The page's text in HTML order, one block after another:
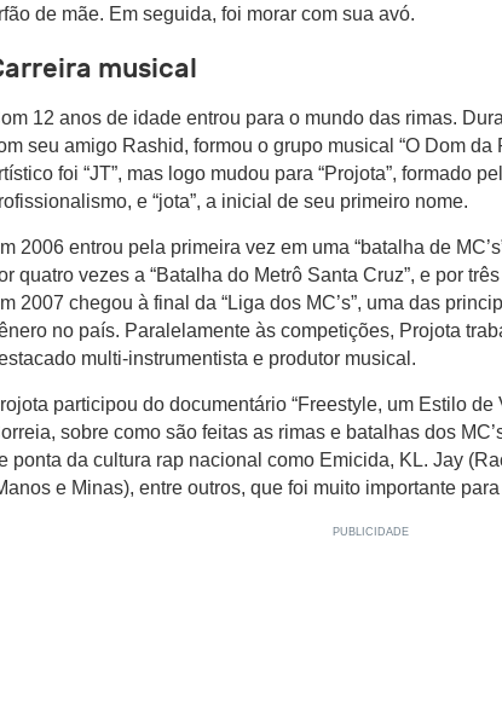
de mãe. Em seguida, foi morar com sua avó.
musical
12 anos de idade entrou para o mundo das rimas.
seu amigo Rashid, formou o grupo musical “O Dom
foi “JT”, mas logo mudou para “Projota”, formado
e “jota”, a inicial de seu primeiro nome.
2006 entrou pela primeira vez em uma “batalha de
quatro vezes a “Batalha do Metrô Santa Cruz”, e por
2007 chegou à final da “Liga dos MC’s”, uma das
no país. Paralelamente às competições, Projota
multi-instrumentista e produtor musical.
participou do documentário “Freestyle, um Estilo de
sobre como são feitas as rimas e batalhas dos
ponta da cultura rap nacional como Emicida, KL. Jay
e Minas), entre outros, que foi muito importante